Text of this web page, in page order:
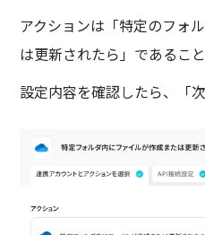
アクションは「特定のフォ
は更新されたら」であるこ
設定内容を確認したら、「